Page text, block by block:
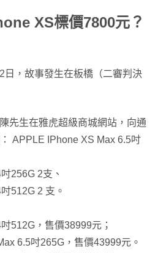
XS標價7800元？
日，故事發生在板橋（二審判決
先生在雅虎超級商城網站，向通
APPLE IPhone XS Max 6.5吋
256G 2支、
512G 2 支。
512G，售價38999元；
6.5吋265G，售價43999元。